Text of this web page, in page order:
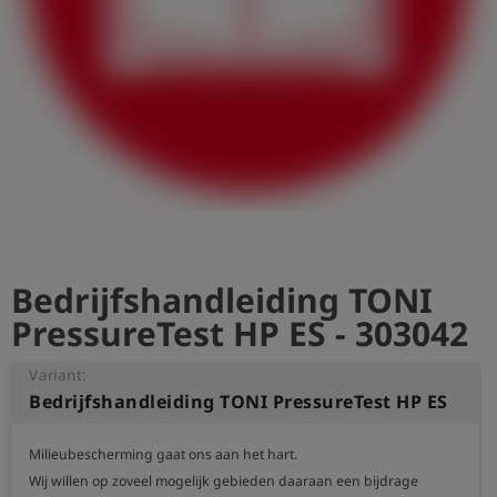
Bedrijfshandleiding TONI
PressureTest HP ES - 303042
Variant:
Bedrijfshandleiding TONI PressureTest HP ES
Milieubescherming gaat ons aan het hart.
Wij willen op zoveel mogelijk gebieden daaraan een bijdrage